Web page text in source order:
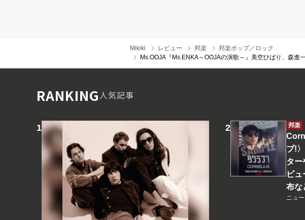
Mikiki レビュー 邦楽
邦楽ポップ／ロック
Ms.OOJA『Ms.ENKA～OOJAの演歌～』美空ひばり、森
RANKING人気記事
邦楽
ブ!
ター
ビ
布な
ニュ